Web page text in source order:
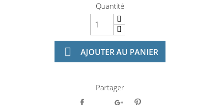
Quantité
 AJOUTER AU PANIER
Partager